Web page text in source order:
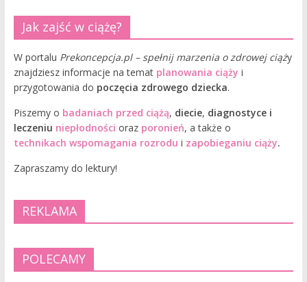
Jak zajść w ciążę?
W portalu Prekoncepcja.pl – spełnij marzenia o zdrowej ciąży
znajdziesz informacje na temat planowania ciąży i
przygotowania do poczęcia zdrowego dziecka.
Piszemy o badaniach przed ciążą, diecie, diagnostyce i
leczeniu niepłodności oraz poronień, a także o
technikach wspomagania rozrodu i zapobieganiu ciąży.
Zapraszamy do lektury!
REKLAMA
POLECAMY